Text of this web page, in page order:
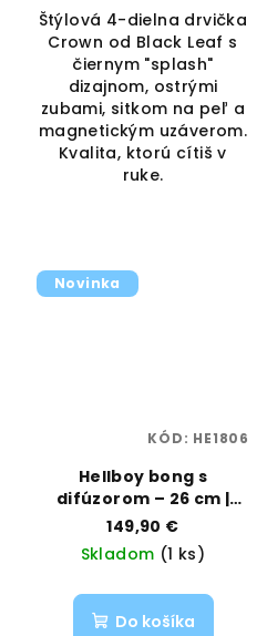
Štýlová 4-dielna drvička
Crown od Black Leaf s
čiernym "splash"
dizajnom, ostrými
zubami, sitkom na peľ a
magnetickým uzáverom.
Kvalita, ktorú cítiš v
ruke.
Novinka
Hellboy bong s
difúzorom – 26 cm |
Black Leaf | Vaporama
149,90 €
Skladom (1 ks)
Do košíka
KÓD: HE1806